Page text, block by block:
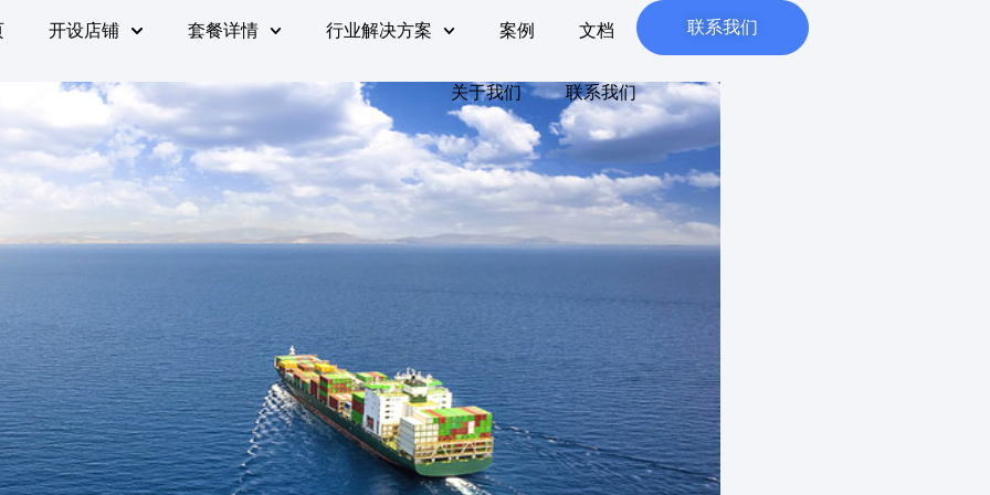
开设店铺 套餐详情 行业解决方案 案例 文档
关于我们 联系我们
联系我们